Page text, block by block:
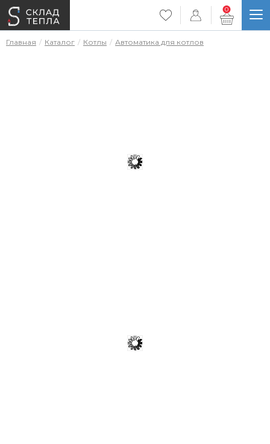
0
Главная Каталог Котлы Автоматика для котлов